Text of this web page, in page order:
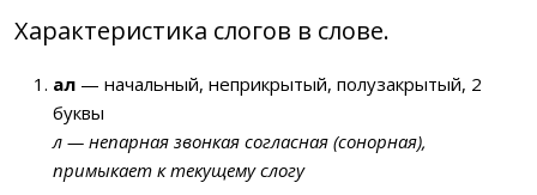
Характеристика слогов в слове.
ал — начальный, неприкрытый, полузакрытый, 2
буквы
л — непарная звонкая согласная (сонорная),
примыкает к текущему слогу